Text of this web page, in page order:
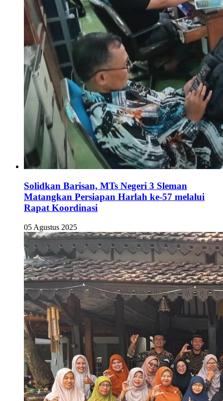
Solidkan Barisan, MTs Negeri 3 Sleman
Matangkan Persiapan Harlah ke-57 melalui
Rapat Koordinasi
05 Agustus 2025